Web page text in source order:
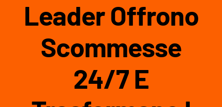
Leader Offrono
Scommesse
24/7 E